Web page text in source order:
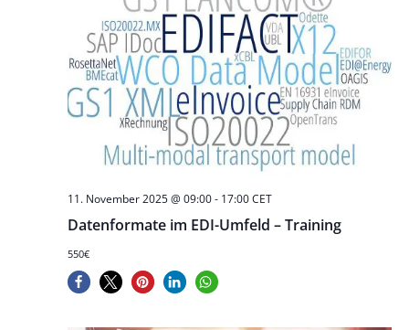
Datenformate im EDI-Umfeld – Training
11. November 2025 @ 09:00- 17:00 CET
550€